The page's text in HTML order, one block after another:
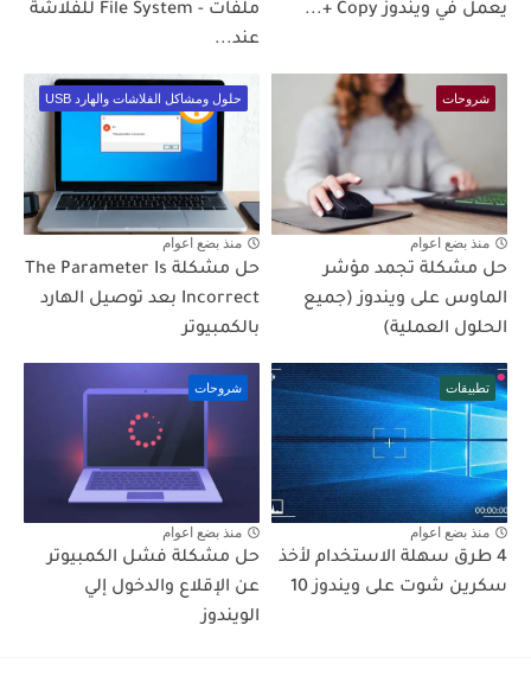
يعمل في ويندوز Copy +...
ملفات - File System للفلاشة
عند...
شروحات
منذ بضع اعوام
حل مشكلة تجمد مؤشر
الماوس على ويندوز (جميع
الحلول العملية)
حلول ومشاكل الفلاشات والهارد USB
منذ بضع اعوام
حل مشكلة The Parameter Is
Incorrect بعد توصيل الهارد
بالكمبيوتر
تطبيقات
منذ بضع اعوام
4 طرق سهلة الاستخدام لأخذ
سكرين شوت على ويندوز 10
شروحات
منذ بضع اعوام
حل مشكلة فشل الكمبيوتر
عن الإقلاع والدخول إلي
الويندوز